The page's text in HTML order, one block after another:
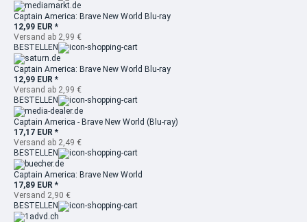
Captain America: Brave New World Blu-ray
12,99 EUR *
Versand ab 2,99 €
BESTELLEN
Captain America: Brave New World Blu-ray
12,99 EUR *
Versand ab 2,99 €
BESTELLEN
Captain America - Brave New World (Blu-ray)
17,17 EUR *
Versand ab 2,49 €
BESTELLEN
Captain America: Brave New World
17,89 EUR *
Versand 2,90 €
BESTELLEN